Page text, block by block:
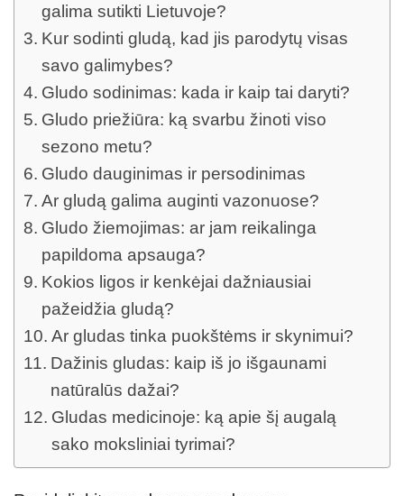
galima sutikti Lietuvoje?
Kur sodinti gludą, kad jis parodytų visas
savo galimybes?
Gludo sodinimas: kada ir kaip tai daryti?
Gludo priežiūra: ką svarbu žinoti viso
sezono metu?
Gludo dauginimas ir persodinimas
Ar gludą galima auginti vazonuose?
Gludo žiemojimas: ar jam reikalinga
papildoma apsauga?
Kokios ligos ir kenkėjai dažniausiai
pažeidžia gludą?
Ar gludas tinka puokštėms ir skynimui?
Dažinis gludas: kaip iš jo išgaunami
natūralūs dažai?
Gludas medicinoje: ką apie šį augalą
sako moksliniai tyrimai?